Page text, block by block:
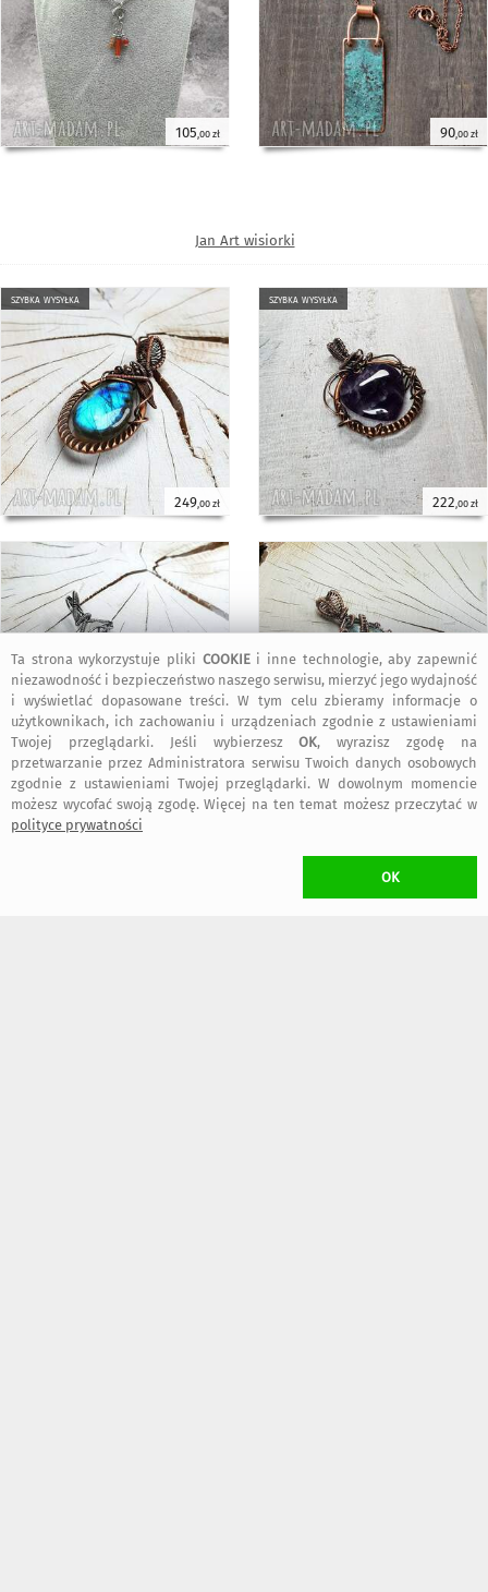
105,00 zł 90,00 zł
Jan Art wisiorki
szybka wysyłka
249,00 zł
szybka wysyłka
222 ,00 zł
350,00 zł 259,00 zł
szybka wysyłka szybka wysyłka
Ta strona wykorzystuje pliki COOKIEi inne technologie, aby zapewnić
niezawodność i bezpieczeństwo naszego serwisu, mierzyć jego wydajność
i wyświetlać dopasowane treści. W tym celu zbieramy informacje o
użytkownikach, ich zachowaniu i urządzeniach zgodnie z ustawieniami
Twojej przeglądarki. Jeśli wybierzeszOK, wyrazisz zgodę na
przetwarzanie przez Administratora serwisu Twoich danych osobowych
zgodnie z ustawieniami Twojej przeglądarki. W dowolnym momencie
możesz wycofać swoją zgodę. Więcej na ten temat możesz przeczytać w
polityce prywatności
OK